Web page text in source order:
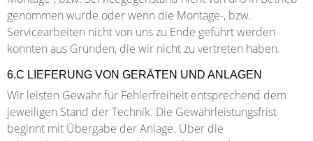
genommen wurde oder wenn die Montage-, bzw.
Servicearbeiten nicht von uns zu Ende geführt werden
konnten aus Gründen, die wir nicht zu vertreten haben.
6.C LIEFERUNG VON GERÄTEN UND ANLAGEN
Wir leisten Gewähr für Fehlerfreiheit entsprechend dem
jeweiligen Stand der Technik. Die Gewährleistungsfrist
beginnt mit Übergabe der Anlage. Über die